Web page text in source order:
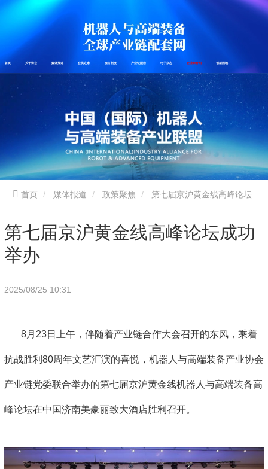
首页 关于协会 媒体报道 会员之家 服务制度 产业链配套 电子杂志 企业家介绍 创新园地
首页 媒体报道 政策聚焦
成功举办
第七届京沪黄金线高峰论坛成功
举办
2025/08/25 10:31
8月23日上午，伴随着产业链合作大会召开的东风，乘着
抗战胜利80周年文艺汇演的喜悦，机器人与高端装备产业协会
产业链党委联合举办的第七届京沪黄金线机器人与高端装备高
峰论坛在中国济南美豪丽致大酒店胜利召开。